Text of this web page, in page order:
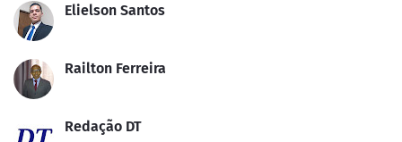
Elielson Santos
Railton Ferreira
Redação DT